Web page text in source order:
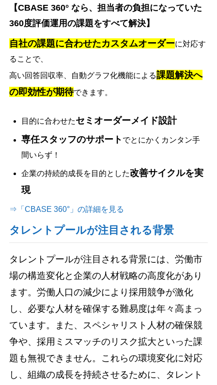
【CBASE 360° なら、担当者の負担になっていた
360度評価運用の課題をすべて解決】
自社の課題に合わせたカスタムオーダーに対応す
ることで、
高い回答回収率、自動グラフ化機能による課題解決へ
の即効性が期待できます。
目的に合わせたセミオーダーメイド設計
専任スタッフのサポート でとにかくカンタン手
間いらず！
企業の持続的成長を目的とした改善サイクルを実
現
⇒「CBASE 360°」の詳細を見る
タレントプールが注目される背景
タレントプールが注目される背景には、労働市
場の構造変化と企業の人材戦略の高度化があり
ます。労働人口の減少により採用競争が激化
し、必要な人材を確保する難易度は年々高まっ
ています。また、スペシャリスト人材の確保競
争や、採用ミスマッチのリスク拡大といった課
題も無視できません。これらの環境変化に対応
し、組織の成長を持続させるために、タレント